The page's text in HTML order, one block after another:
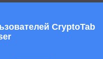
CryptoTab